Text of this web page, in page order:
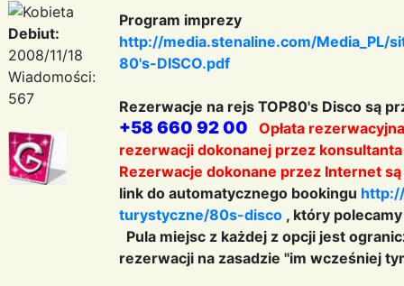
Debiut:
2008/11/18
Wiadomości:
567
Program imprezy
http://media.stenaline.com/Media_PL/
80's-DISCO.pdf
Rezerwacje na rejs TOP80's Disco są
+58 660 92 00
Opłata
rezerwacji dokonanej przez
Rezerwacje dokonane przez Internet
link do automatycznego bookingu
turystyczne/80s-disco , który
Pula miejsc z każdej z opcji jest
rezerwacji na zasadzie "im wcześniej